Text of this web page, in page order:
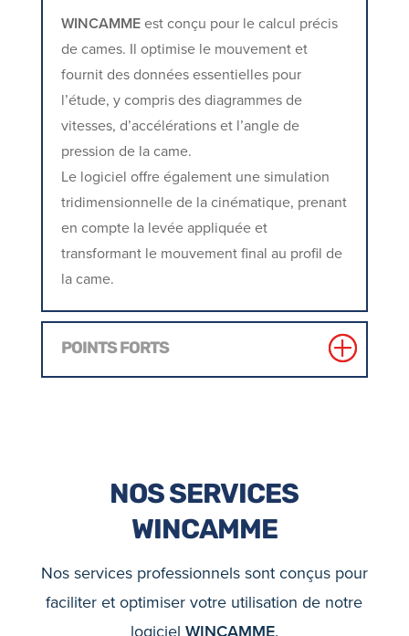
WINCAMMEest conçu pour le calcul précis
de cames. Il optimise le mouvement et
fournit des données essentielles pour
l’étude, y compris des diagrammes de
vitesses, d’accélérations et l’angle de
pression de la came.
Le logiciel offre également une simulation
tridimensionnelle de la cinématique, prenant
en compte la levée appliquée et
transformant le mouvement final au profil de
la came.
POINTS FORTS
NOS SERVICES
WINCAMME
Nos services professionnels sont conçus pour
faciliter et optimiser votre utilisation de notre
WINCAMME